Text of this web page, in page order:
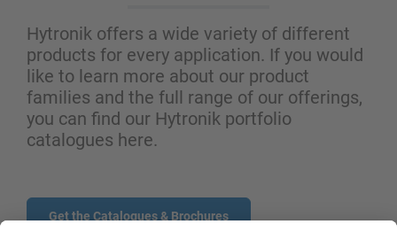
Hytronik offers a wide variety of different
products for every application. If you would
like to learn more about our product
families and the full range of our offerings,
you can find our Hytronik portfolio
catalogues here.
Get the Catalogues & Brochures